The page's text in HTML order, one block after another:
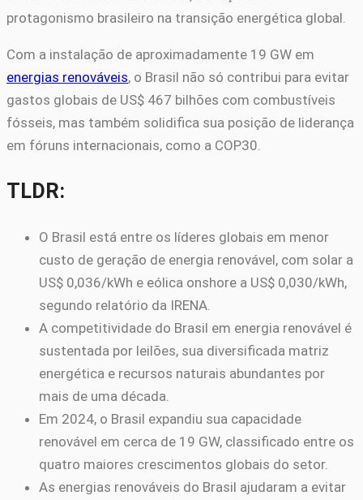
protagonismo brasileiro na transição energética global.
Com a instalação de aproximadamente 19 GW em
energias renováveis, o Brasil não só contribui para evitar
gastos globais de US$ 467 bilhões com combustíveis
fósseis, mas também solidifica sua posição de liderança
em fóruns internacionais, como a COP30.
TLDR:
O Brasil está entre os líderes globais em menor
custo de geração de energia renovável, com solar a
US$ 0,036/kWh e eólica onshore a US$ 0,030/kWh,
segundo relatório da IRENA.
A competitividade do Brasil em energia renovável é
sustentada por leilões, sua diversificada matriz
energética e recursos naturais abundantes por
mais de uma década.
Em 2024, o Brasil expandiu sua capacidade
renovável em cerca de 19 GW, classificado entre os
quatro maiores crescimentos globais do setor.
As energias renováveis do Brasil ajudaram a evitar